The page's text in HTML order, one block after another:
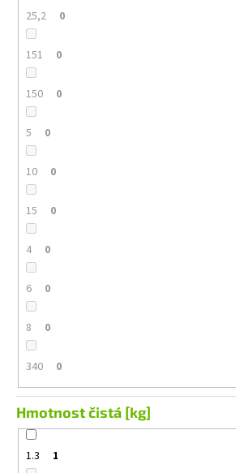
25,2 0
151 0
150 0
5 0
10 0
15 0
4 0
6 0
8 0
340 0
Hmotnost čistá [kg]
1.3 1